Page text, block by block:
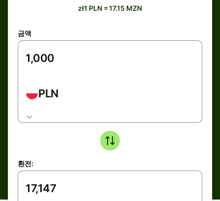
zł1 PLN = 17.15 MZN
금액
PLN
환전: